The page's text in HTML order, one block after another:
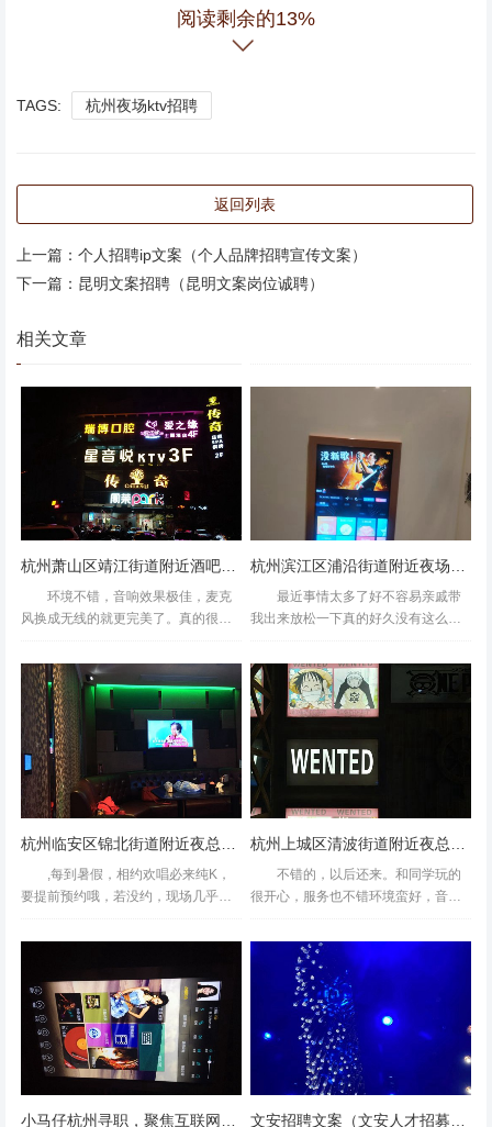
音效很好，唱起来不费力。但空调温度有点不受控长辈们都
很喜欢的一家现代ktv杭州萧山区红山农场附近夜场招聘商
算了80一个小时，挺贵的，但是中间还是很开心的，环境真
的很棒哦
音響不錯，歌曲也很多，點歌容易。飲料選擇不太吸引比较
划算，吹吹空调练练歌，挺好的杭州萧山区红山农场附近夜
阅读剩余的13%
TAGS: 杭州夜场ktv招聘
返回列表
上一篇： 个人招聘ip文案（个人品牌招聘宣传文案）
下一篇： 昆明文案招聘（昆明文案岗位诚聘）
相关文章
杭州萧山区靖江街道附近酒吧招聘包厢管家,领队直招没套路的
环境不错，音响效果极佳，麦克
风换成无线的就更完美了。真的很
环境很不错，服务员很热情，音响也
不错的下午去很实惠！歌也很
多！！！！杭州萧山区靖江街道附近
酒吧...
杭州滨江区浦沿街道附近夜场招聘商务接待,招聘信息靠谱吗？
最近事情太多了好不容易亲戚带
我出来放松一下真的好久没有这么放
的很开心好久没有这么心情好过了希
望从今往后的日子都能过开心而且顺
利的过吧钱柜不是我第一次来了...
,每到暑假，相约欢唱必来纯K，
要提前预约哦，若没约，现场几乎安
口，一出地铁口就是店啦，交通方
装修风格，旋转的彩球灯随意...
不错的，以后还来。和同学玩的
很开心，服务也不错环境蛮好，音响
错。需要吐槽的是这里的服务人员，
尤其是包房服务员，都像是欠他们钱
似的，脸色难看的不得了。杭州...
小马仔杭州寻职，聚焦互联网行业新机 文安招聘文案（文安人才招募创意文案）